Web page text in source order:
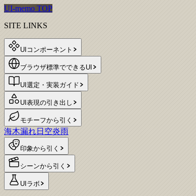
UI-memo TOP
SITE LINKS
UIコンポーネント
ブラウザ標準でできるUI
UI選定・実装ガイド
UI表現の引き出し
モチーフから引く
海木漏れ日 空炎雨
印象から引く
シーンから引く
UIラボ